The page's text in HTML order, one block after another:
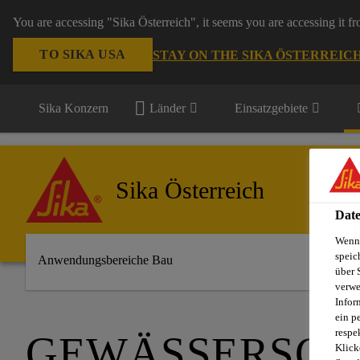
You are accessing "Sika Österreich", it seems you are accessing it
TO SIKA USA STAY ON THE SIKA
Sika Konzern Länder Einsatzgebiete
Sika Österreich
Anwendungsbereiche Bau
über
ein